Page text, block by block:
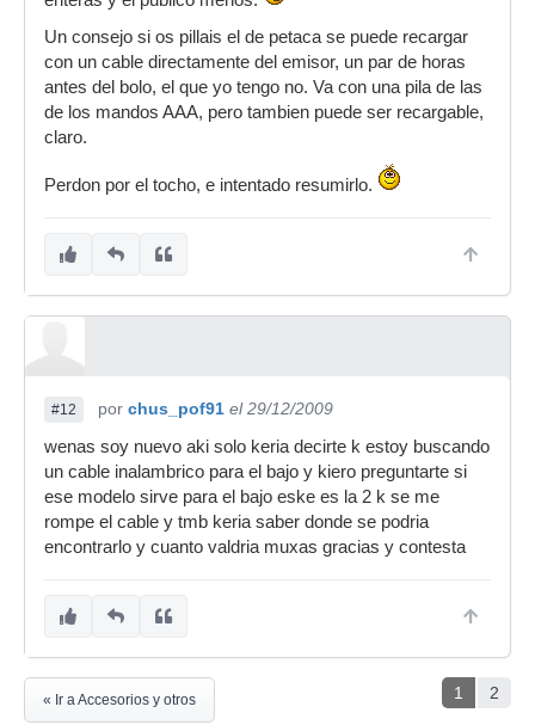
Un consejo si os pillais el de petaca se puede recargar
con un cable directamente del emisor, un par de horas
antes del bolo, el que yo tengo no. Va con una pila de las
de los mandos AAA, pero tambien puede ser recargable,
claro.
Perdon por el tocho, e intentado resumirlo.
#12 por chus_pof91 el 29/12/2009
wenas soy nuevo aki solo keria decirte k estoy buscando
un cable inalambrico para el bajo y kiero preguntarte si
ese modelo sirve para el bajo eske es la 2 k se me
rompe el cable y tmb keria saber donde se podria
encontrarlo y cuanto valdria muxas gracias y contesta
1 2
« Ir a Accesorios y otros